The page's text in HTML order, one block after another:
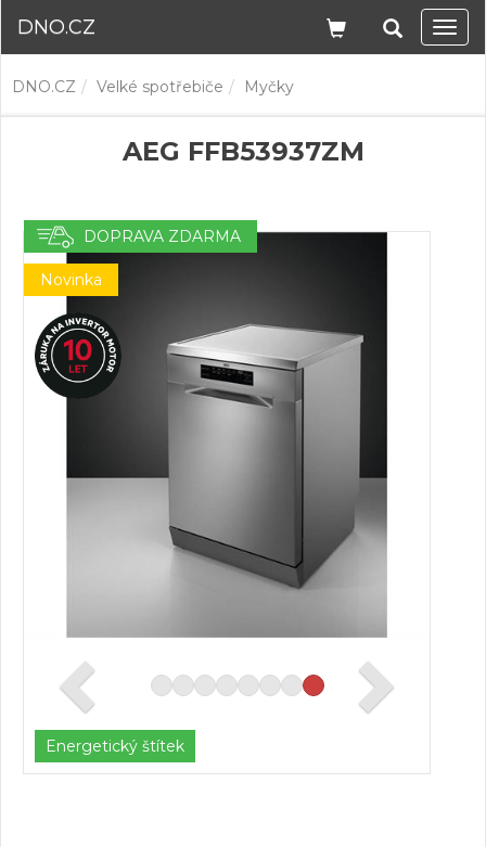
DNO.CZ
DNO.CZ Velké spotřebiče Myčky
AEG FFB53937ZM
DOPRAVA ZDARMA
Novinka
Energetický štítek